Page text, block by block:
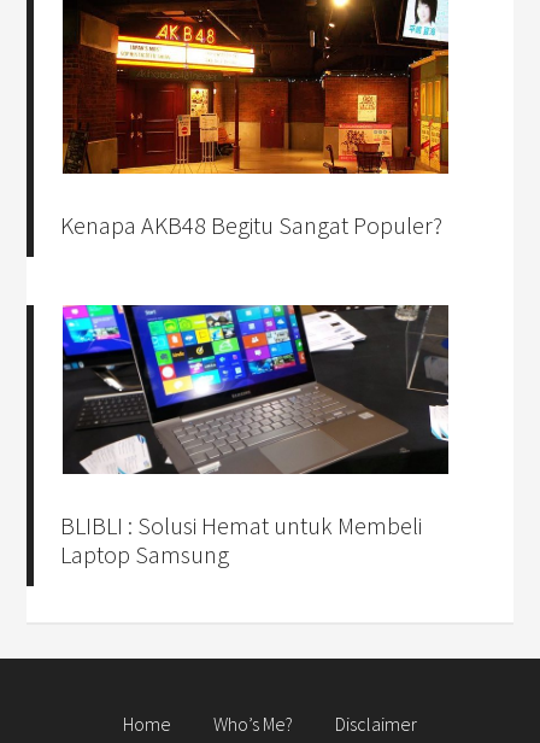
Kenapa AKB48 Begitu Sangat Populer?
BLIBLI : Solusi Hemat untuk Membeli
Laptop Samsung
Home Who’s Me? Disclaimer